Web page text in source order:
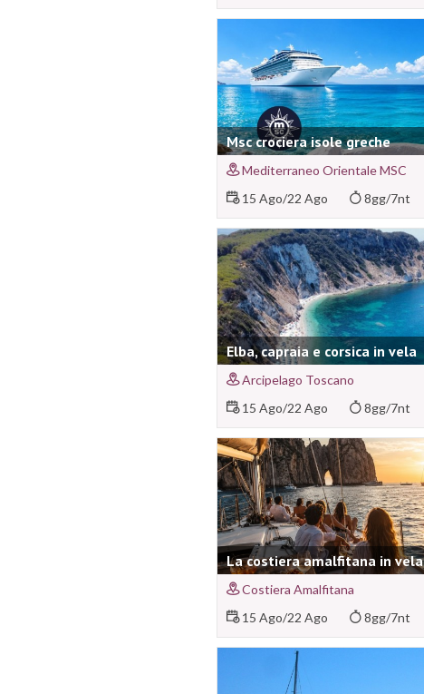
Msc crociera isole greche
Mediterraneo Orientale MSC
15 Ago/22 Ago 8gg/7nt
Elba, capraia e corsica in vela
Arcipelago Toscano
15 Ago/22 Ago 8gg/7nt
La costiera amalfitana in vela
Costiera Amalfitana
15 Ago/22 Ago 8gg/7nt